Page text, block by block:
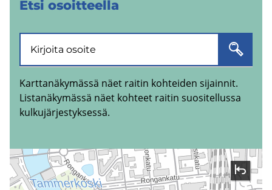
Etsi osoit­teel­la
Karttanäkymässä näet raitin kohteiden sijainnit.
Listanäkymässä näet kohteet raitin suositellussa
kulkujärjestyksessä.